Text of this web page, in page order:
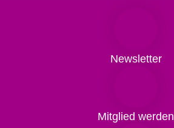
Newsletter
Mitglied werden